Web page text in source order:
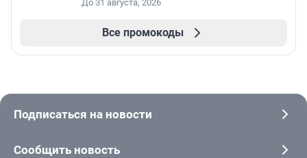
До 31 августа, 2026
Все промокоды
Подписаться на новости
Сообщить новость